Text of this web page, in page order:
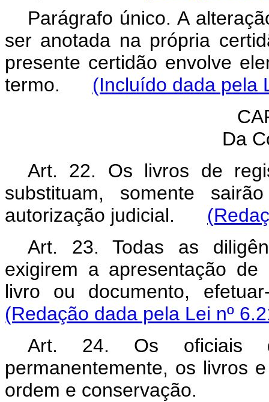
Parágrafo único. A
ser anotada na própria
presente certidão envolve
termo. (Incluído dada pela
Da
Art. 22. Os livros de
substituam, somente
autorização judicial.
Art. 23. Todas as
exigirem a apresentação
livro ou documento,
(Redação dada pela Lei nº
Art. 24. Os oficiais
permanentemente, os livros
ordem e conservação.